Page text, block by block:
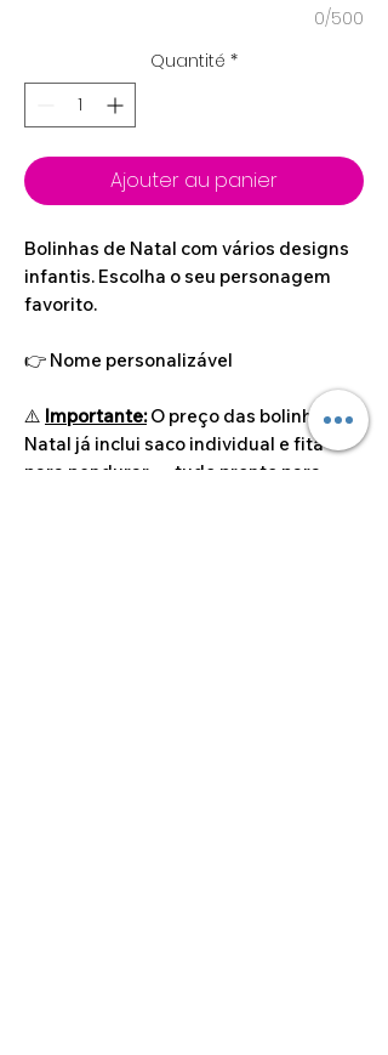
0/500
Quantité *
Ajouter au panier
Bolinhas de Natal com vários designs
infantis. Escolha o seu personagem
favorito.
👉 Nome personalizável
⚠️ Importante:O preço das bolinhas de
Natal já inclui saco individual e fita
para pendurar — tudo pronto para